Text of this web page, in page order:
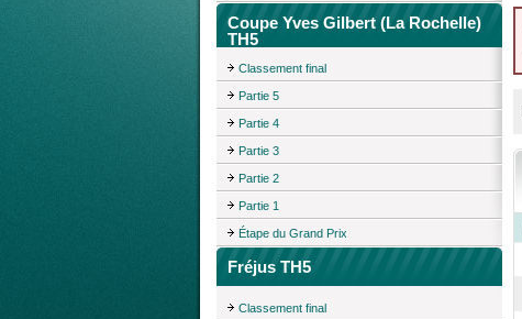
Coupe Yves Gilbert (La Rochelle)
TH5
Classement final
Partie 5
Partie 4
Partie 3
Partie 2
Partie 1
Étape du Grand Prix
Fréjus TH5
Classement final